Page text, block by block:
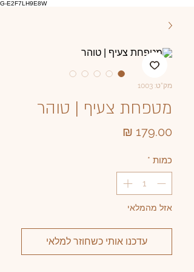
G-E2F7LH9E8W
מק"ט: 1003
מטפחת צעיף | טוהר
כמות *
אזל מהמלאי
עדכנו אותי כשחוזר למלאי